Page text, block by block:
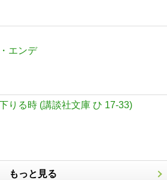
エンデ
りる時 (講談社文庫 ひ 17-33)
もっと見る